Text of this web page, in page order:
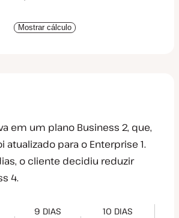
Mostrar cálculo
em um plano Business 2, que,
atualizado para o Enterprise 1.
o cliente decidiu reduzir
4.
9 DIAS 10 DIAS